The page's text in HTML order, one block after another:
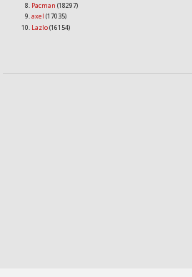
Pacman (18297)
axel (17035)
Lazlo(16154)